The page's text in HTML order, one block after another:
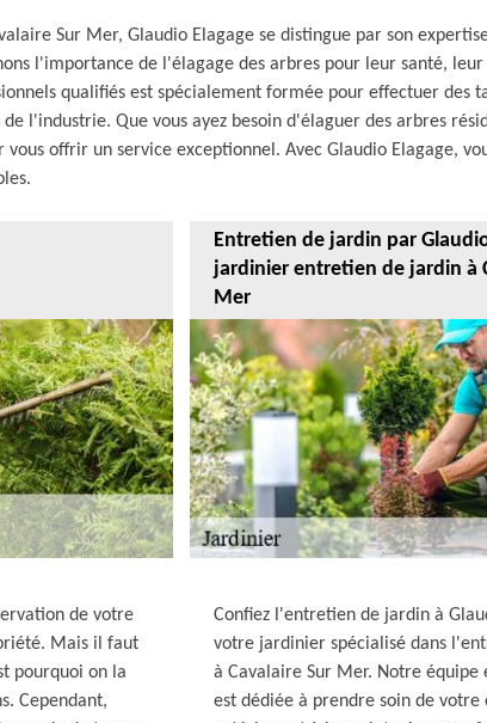
Sur Mer, Glaudio Elagage se distingue par son
l'importance de l'élagage des arbres pour leur santé,
qualifiés est spécialement formée pour effectuer des
l'industrie. Que vous ayez besoin d'élaguer des arbres
offrir un service exceptionnel. Avec Glaudio Elagage,
de votre
Mais il faut
pourquoi on la
Cependant,
Entretien de jardin par
jardinier entretien de jardin à
Mer
Confiez l'entretien de jardin à
votre jardinier spécialisé dans
à Cavalaire Sur Mer. Notre équipe
est dédiée à prendre soin de votre